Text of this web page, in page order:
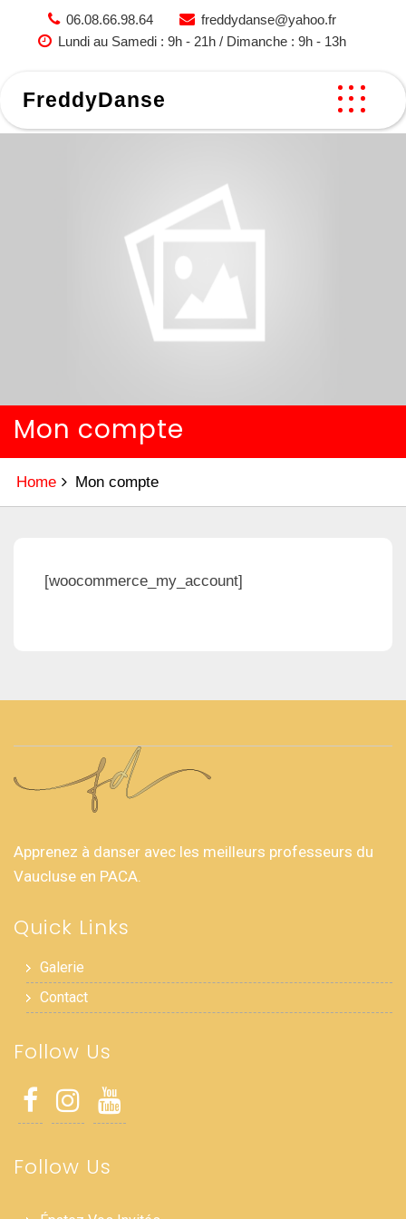
06.08.66.98.64
freddydanse@yahoo.fr
Lundi au Samedi : 9h - 21h / Dimanche : 9h - 13h
FreddyDanse
Mon compte
Home Mon compte
[woocommerce_my_account]
Apprenez à danser avec les meilleurs professeurs du
Vaucluse en PACA.
Quick Links
Galerie
Contact
Follow Us
Follow Us